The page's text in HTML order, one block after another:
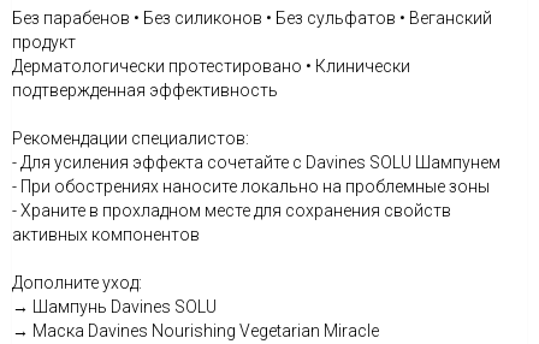
Без парабенов • Без силиконов • Без сульфатов • Веганский
продукт
Дерматологически протестировано • Клинически
подтвержденная эффективность
Рекомендации специалистов:
- Для усиления эффекта сочетайте с Davines SOLU Шампунем
- При обострениях наносите локально на проблемные зоны
- Храните в прохладном месте для сохранения свойств
активных компонентов
Дополните уход:
→ Шампунь Davines SOLU
→ Маска Davines Nourishing Vegetarian Miracle